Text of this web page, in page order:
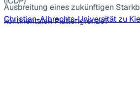
Ausbreitung eines zukünftigen
kontinentalen Plattengrenze?
Christian-Albrechts-Universität zu